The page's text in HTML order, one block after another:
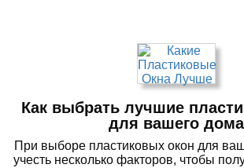
Как выбрать лучшие
для вашего дома
При выборе пластиковых окон для
учесть несколько факторов, чтобы